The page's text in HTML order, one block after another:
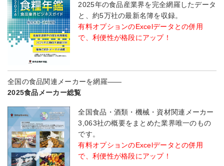
2025年の食品産業界を完全網羅したデータ
と、約5万社の最新名簿を収録。
有料オプションのExcelデータとの併用
で、利便性が格段にアップ！
全国の食品関連メーカーを網羅――
2025食品メーカー総覧
全国食品・酒類・機械・資材関連メーカー
3,063社の概要をまとめた業界唯一のもの
です。
有料オプションのExcelデータとの併用
で、利便性が格段にアップ！